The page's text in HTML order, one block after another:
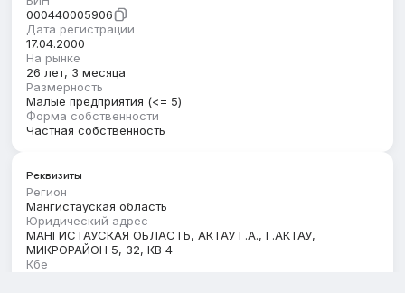
000440005906
Дата регистрации
17.04.2000
На рынке
26 лет, 3 месяца
Размерность
Малые предприятия (<= 5)
Форма собственности
Частная собственность
Реквизиты
Регион
Мангистауская область
Юридический адрес
МАНГИСТАУСКАЯ ОБЛАСТЬ, АКТАУ Г.А., Г.АКТАУ,
МИКРОРАЙОН 5, 32, КВ 4
Кбе